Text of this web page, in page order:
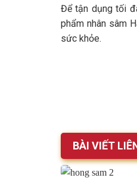
Để tận dụng tối
phẩm nhân sâm
sức khỏe.
BÀI VIẾT